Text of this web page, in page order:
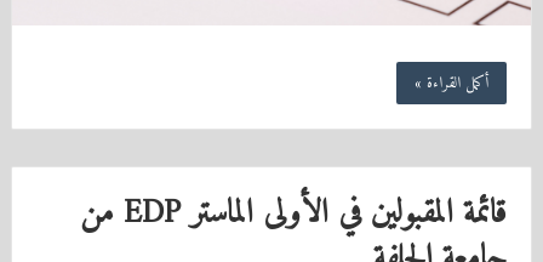
أكمل القراءة »
قائمة المقبولين في الأولى الماستر EDP من